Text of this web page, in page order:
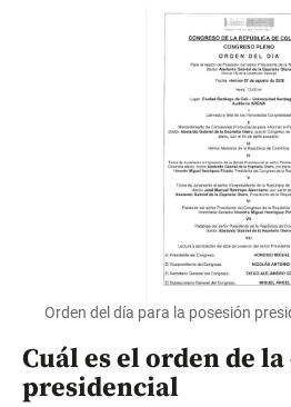
Orden del día para la posesión
Cuál es el orden de
presidencial